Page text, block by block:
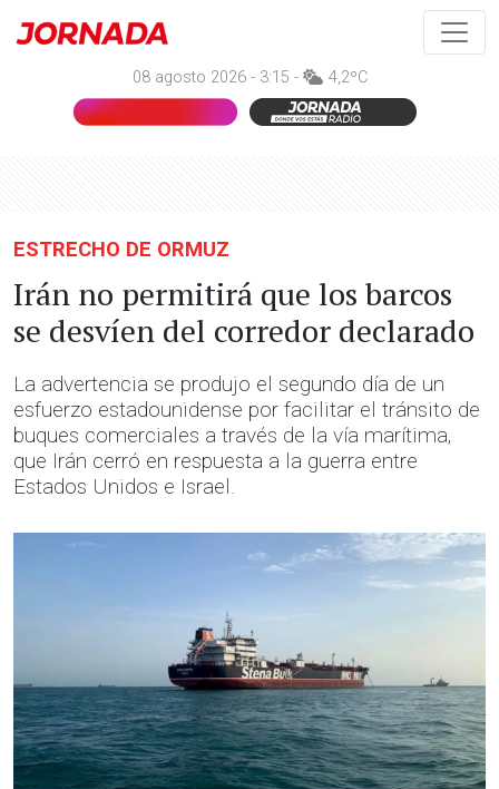
08 agosto 2026 - 3:15 - 4,2ºC
ESTRECHO DE ORMUZ
Irán no permitirá que los barcos
se desvíen del corredor declarado
La advertencia se produjo el segundo día de un
esfuerzo estadounidense por facilitar el tránsito de
buques comerciales a través de la vía marítima,
que Irán cerró en respuesta a la guerra entre
Estados Unidos e Israel.